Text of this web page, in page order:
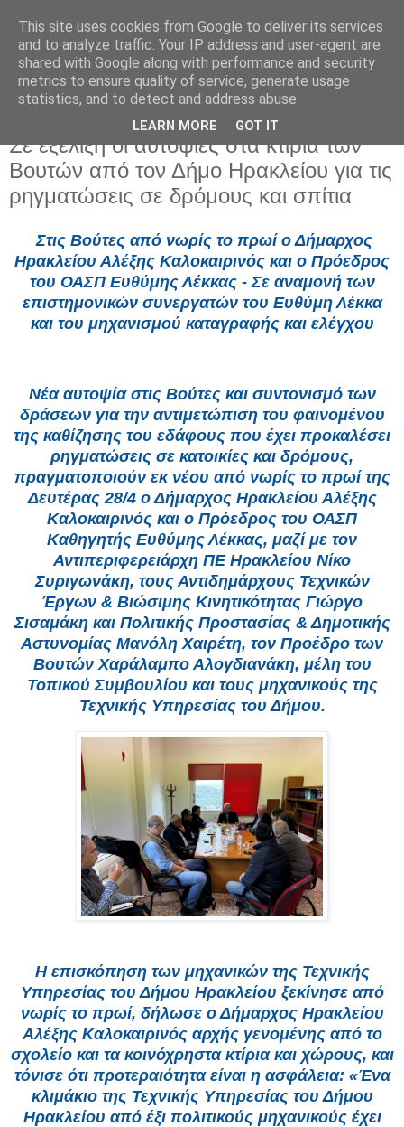
Δευτέρα 28 Απριλίου 2025
Σε εξέλιξη οι αυτοψίες στα κτίρια των
Βουτών από τον Δήμο Ηρακλείου για τις
ρηγματώσεις σε δρόμους και σπίτια
Στις Βούτες από νωρίς το πρωί ο Δήμαρχος
Ηρακλείου Αλέξης Καλοκαιρινός και ο Πρόεδρος
του ΟΑΣΠ Ευθύμης Λέκκας - Σε αναμονή των
επιστημονικών συνεργατών του Ευθύμη Λέκκα
και του μηχανισμού καταγραφής και ελέγχου
Νέα αυτοψία στις Βούτες και συντονισμό των
δράσεων για την αντιμετώπιση του φαινομένου
της καθίζησης του εδάφους που έχει προκαλέσει
ρηγματώσεις σε κατοικίες και δρόμους,
πραγματοποιούν εκ νέου από νωρίς το πρωί της
Δευτέρας 28/4 ο Δήμαρχος Ηρακλείου Αλέξης
Καλοκαιρινός και ο Πρόεδρος του ΟΑΣΠ
Καθηγητής Ευθύμης Λέκκας, μαζί με τον
Αντιπεριφερειάρχη ΠΕ Ηρακλείου Νίκο
Συριγωνάκη, τους Αντιδημάρχους Τεχνικών
Έργων & Βιώσιμης Κινητικότητας Γιώργο
Σισαμάκη και Πολιτικής Προστασίας & Δημοτικής
Αστυνομίας Μανόλη Χαιρέτη, τον Προέδρο των
Βουτών Χαράλαμπο Αλογδιανάκη, μέλη του
Τοπικού Συμβουλίου και τους μηχανικούς της
Τεχνικής Υπηρεσίας του Δήμου.
Η επισκόπηση των μηχανικών της Τεχνικής
Υπηρεσίας του Δήμου Ηρακλείου ξεκίνησε από
νωρίς το πρωί, δήλωσε ο Δήμαρχος Ηρακλείου
Αλέξης Καλοκαιρινός αρχής γενομένης από το
σχολείο και τα κοινόχρηστα κτίρια και χώρους, και
τόνισε ότι προτεραιότητα είναι η ασφάλεια: «Ένα
κλιμάκιο της Τεχνικής Υπηρεσίας του Δήμου
Ηρακλείου από έξι πολιτικούς μηχανικούς έχει
This site uses cookies from Google to deliver its services
and to analyze traffic. Your IP address and user-agent are
shared with Google along with performance and security
metrics to ensure quality of service, generate usage
statistics, and to detect and address abuse.
LEARN MORE GOT IT